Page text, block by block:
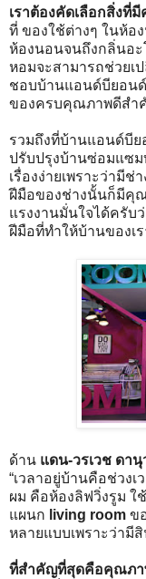
เราต้องคัดเลือกสิ่งที่
ที่ ของใช้ต่างๆ ในห้อ
ห้องนอนจนถึงกลิ่นอ
หอมจะสามารถช่วยเ
ชอบบ้านแอนด์บียอน
ของครบคุณภาพดีสำ
รวมถึงที่บ้านแอนด์บี
ปรับปรุงบ้านซ่อมแซม
เรื่องง่ายเพราะว่ามี
ฝีมือของช่างนั้นก็มีคุ
แรงงานมั่นใจได้ครับ
ฝีมือที่ทำให้บ้านของเ
ด้าน แดน-วรเวช ดานุ
“เวลาอยู่บ้านคือช่วง
ผม คือห้องลิฟวิ่งรูม ใ
แผนก living room ข
หลายแบบเพราะว่ามี
ที่สำคัญที่สุดคือคุณภา